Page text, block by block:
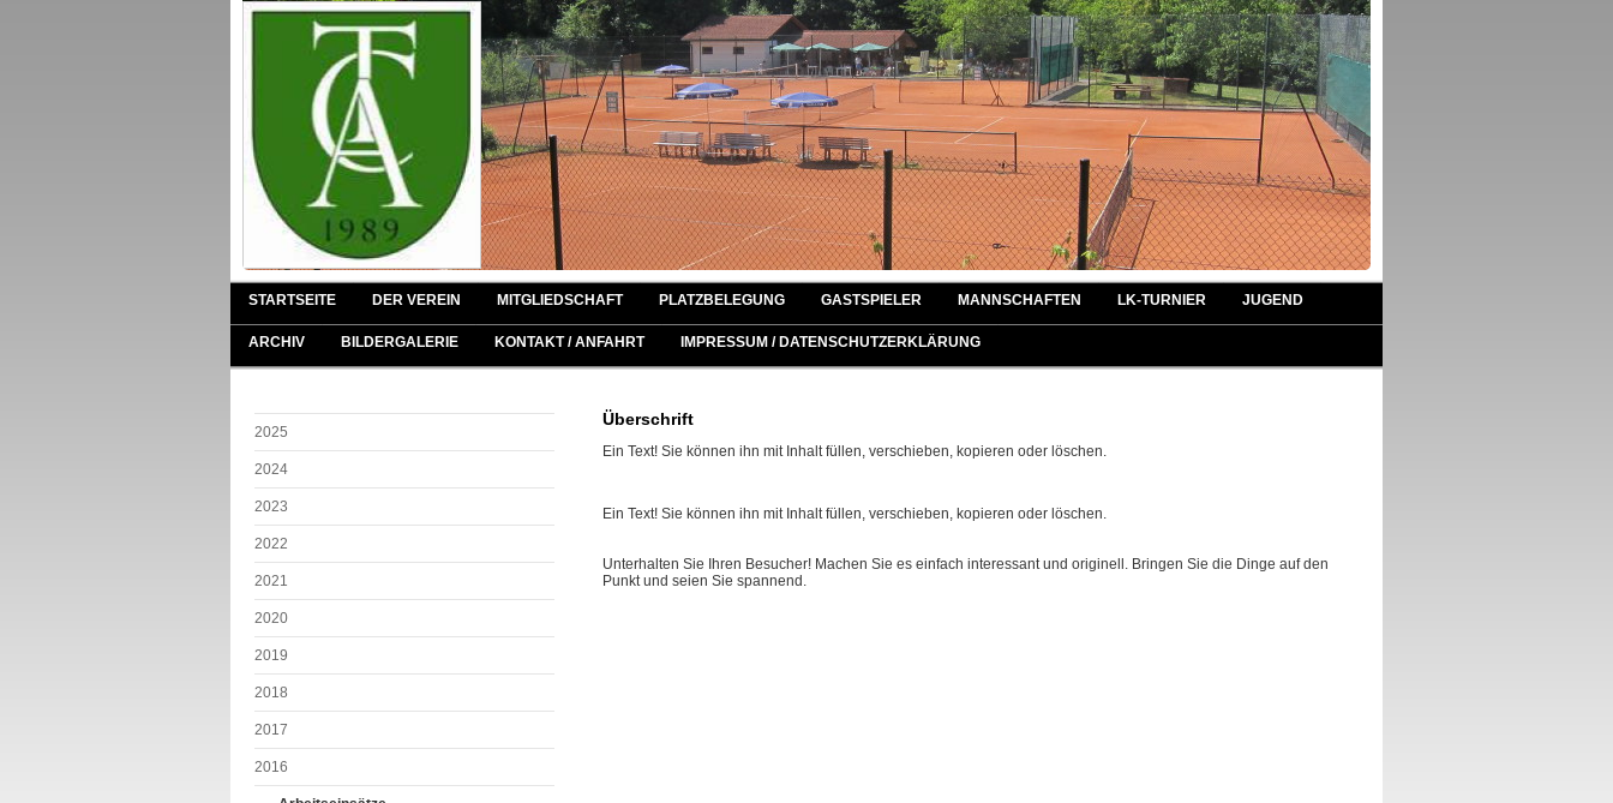
STARTSEITE DER VEREIN MITGLIEDSCHAFT PLATZBELEGUNG GASTSPIELER MANNSCHAFTEN LK-TURNIER JUGEND
ARCHIV BILDERGALERIE KONTAKT / ANFAHRT IMPRESSUM / DATENSCHUTZERKLÄRUNG
2025
2024
2023
2022
2021
2020
2019
2018
2017
2016
Überschrift
Ein Text! Sie können ihn mit Inhalt füllen, verschieben, kopieren oder löschen.
Ein Text! Sie können ihn mit Inhalt füllen, verschieben, kopieren oder löschen.
Unterhalten Sie Ihren Besucher! Machen Sie es einfach interessant und originell. Bringen Sie die Dinge auf den
Punkt und seien Sie spannend.